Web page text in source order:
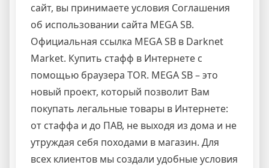
сайт, вы принимаете условия Соглашения
об использовании сайта MEGA SB.
Официальная ссылка MEGA SB в Darknet
Market. Купить стафф в Интернете с
помощью браузера ТОR. MEGA SB – это
новый проект, который позволит Вам
покупать легальные товары в Интернете:
от стаффа и до ПАВ, не выходя из дома и не
утруждая себя походами в магазин. Для
всех клиентов мы создали удобные условия